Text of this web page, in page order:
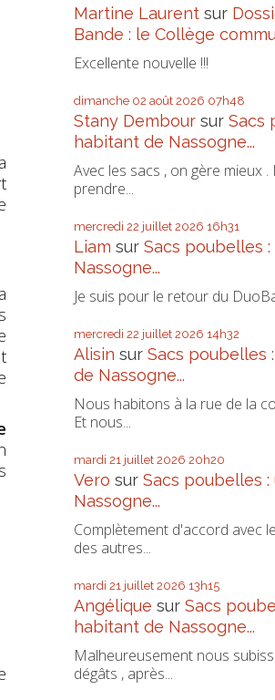
Martine Laurent sur
Bande : le Collège
Excellente nouvelle !!!
dimanche 02 août 2026 07h48
Stany Dembour surSacs
habitant de Nassogne...
Avec les sacs , on gère mieux
prendre...
mercredi 22 juillet 2026 16h31
Liam surSacs poubelles
Nassogne...
Je suis pour le retour du
mercredi 22 juillet 2026 14h32
Alisin surSacs poubelles
de Nassogne...
Nous habitons à la rue de la
Et nous...
mardi 21 juillet 2026 20h20
Vero surSacs poubelles
Nassogne...
Complètement d'accord avec
des autres...
mardi 21 juillet 2026 13h15
Angélique surSacs
habitant de Nassogne...
Malheureusement nous
dégâts , après...